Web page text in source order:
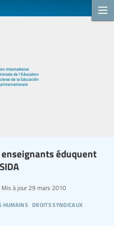
éduquent
droits syndicaux
Mis à jour29 mars 2010